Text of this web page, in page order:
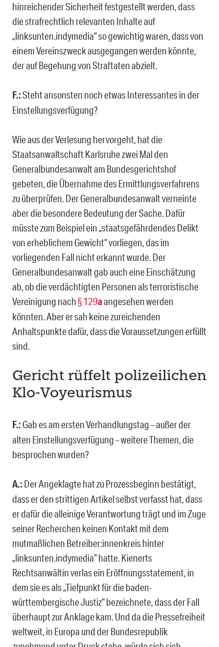
hinreichender Sicherheit festgestellt werden, dass
die strafrechtlich relevanten Inhalte auf
„linksunten.indymedia“ so gewichtig waren, dass von
einem Vereinszweck ausgegangen werden könnte,
der auf Begehung von Straftaten abzielt.
F.:Steht ansonsten noch etwas Interessantes in der
Einstellungsverfügung?
Wie aus der Verlesung hervorgeht, hat die
Staatsanwaltschaft Karlsruhe zwei Mal den
Generalbundesanwalt am Bundesgerichtshof
gebeten, die Übernahme des Ermittlungsverfahrens
zu überprüfen. Der Generalbundesanwalt verneinte
aber die besondere Bedeutung der Sache. Dafür
müsste zum Beispiel ein „staatsgefährdendes Delikt
von erheblichem Gewicht“ vorliegen, das im
vorliegenden Fall nicht erkannt wurde. Der
Generalbundesanwalt gab auch eine Einschätzung
ab, ob die verdächtigten Personen als terroristische
Vereinigung nach§ 129aangesehen werden
könnten. Aber er sah keine zureichenden
Anhaltspunkte dafür, dass die Voraussetzungen erfüllt
sind.
Gericht rüffelt polizeilichen
Klo-Voyeurismus
F.: Gab es am ersten Verhandlungstag – außer der
alten Einstellungsverfügung – weitere Themen, die
besprochen wurden?
A.: Der Angeklagte hat zu Prozessbeginn bestätigt,
dass er den strittigen Artikel selbst verfasst hat, dass
er dafür die alleinige Verantwortung trägt und im Zuge
seiner Recherchen keinen Kontakt mit dem
mutmaßlichen Betreiber:innenkreis hinter
„linksunten.indymedia“ hatte. Kienerts
Rechtsanwältin verlas ein Eröffnungsstatement, in
dem sie es als „Tiefpunkt für die baden-
württembergische Justiz“ bezeichnete, dass der Fall
überhaupt zur Anklage kam. Und da die Pressefreiheit
weltweit, in Europa und der Bundesrepublik